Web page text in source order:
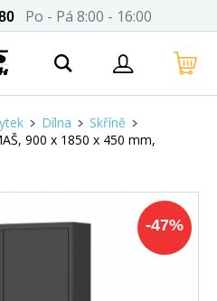
Po - Pá 8:00 - 16:00
Dílna
Skříně
900 x 1850 x 450 mm,
-47%